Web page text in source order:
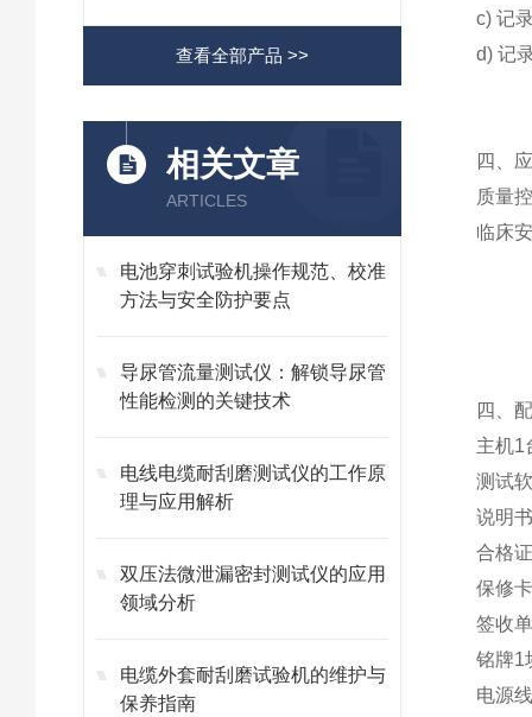
查看全部产品 >>
相关文章
ARTICLES
电池穿刺试验机操作规范、校准
方法与安全防护要点
导尿管流量测试仪：解锁导尿管
性能检测的关键技术
电线电缆耐刮磨测试仪的工作原
理与应用解析
双压法微泄漏密封测试仪的应用
领域分析
电缆外套耐刮磨试验机的维护与
保养指南
c)记
d)记
四、
质量
临床
四、
主机1
测试
说明
合格
保修
签收
铭牌1
电源